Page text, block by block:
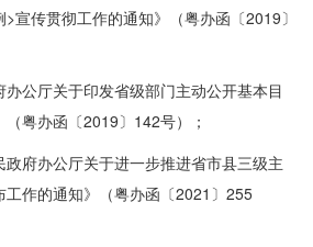
宣传贯彻工作的通知》（粤办函〔2019〕
公厅关于印发省级部门主动公开基本目
粤办函〔2019〕142号）；
府办公厅关于进一步推进省市县三级主
作的通知》（粤办函〔2021〕255